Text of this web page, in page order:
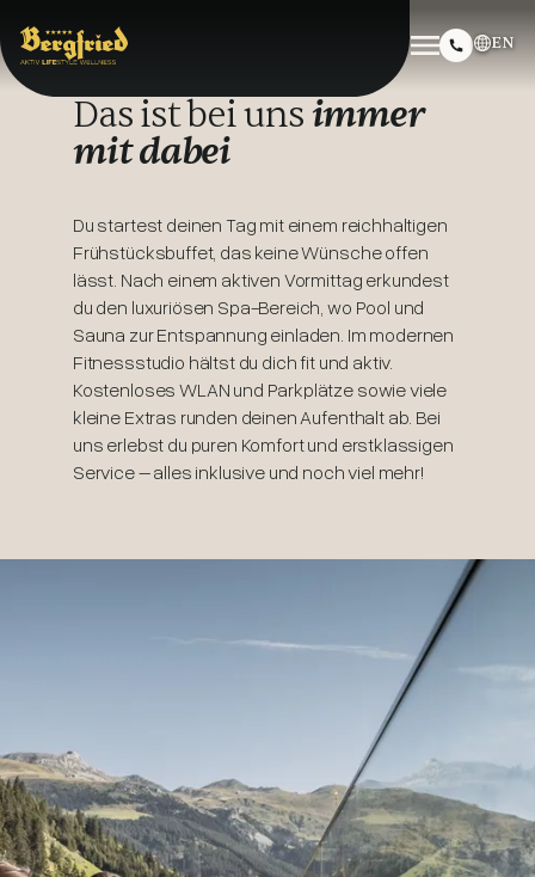
EN
Das ist bei uns immer
mit dabei
Du startest deinen Tag mit einem reichhaltigen
Frühstücksbuffet, das keine Wünsche offen
lässt. Nach einem aktiven Vormittag erkundest
du den luxuriösen Spa-Bereich, wo Pool und
Sauna zur Entspannung einladen. Im modernen
Fitnessstudio hältst du dich fit und aktiv.
Kostenloses WLAN und Parkplätze sowie viele
kleine Extras runden deinen Aufenthalt ab. Bei
uns erlebst du puren Komfort und erstklassigen
Service – alles inklusive und noch viel mehr!